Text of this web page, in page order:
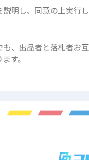
明し、同意の上実行し
、出品者と落札者お
す。